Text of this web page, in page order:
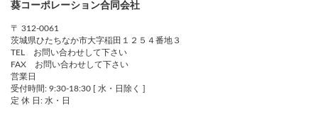
葵コーポレーション合同会社
〒 312-0061
茨城県ひたちなか市大字稲田１２５４番地３
TEL お問い合わせして下さい
FAX お問い合わせして下さい
営業日
受付時間: 9:30-18:30 [ 水・日除く ]
定 休 日: 水・日